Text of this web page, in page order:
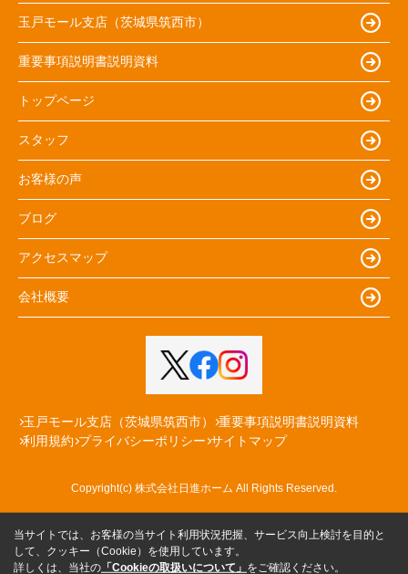
玉戸モール支店（茨城県筑西市）
重要事項説明書説明資料
トップページ
スタッフ
お客様の声
ブログ
アクセスマップ
会社概要
玉戸モール支店（茨城県筑西市）
重要事項説明書説明資料
利用規約 プライバシーポリシー サイトマップ
Copyright(c) 株式会社日進ホーム All Rights Reserved.
当サイトでは、お客様の当サイト利用状況把握、サービス向上検討を目的と
して、クッキー（Cookie）を使用しています。
詳しくは、当社の 「Cookieの取扱いについて」 をご確認ください。